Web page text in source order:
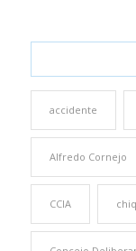
accidente
Alfredo Cornejo
CCIA